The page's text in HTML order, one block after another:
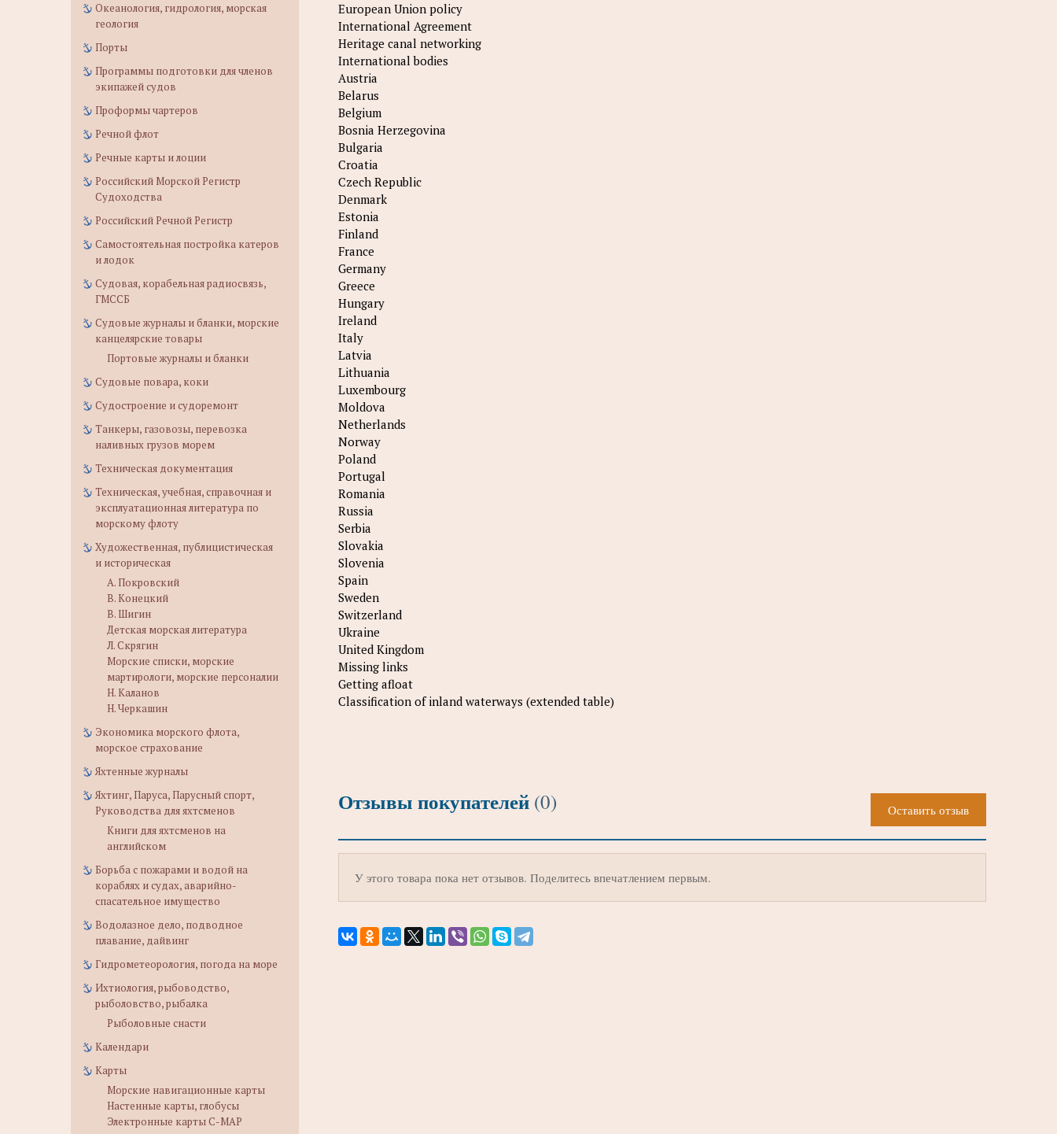
Океанология, гидрология, морская
геология
Порты
Программы подготовки для членов
экипажей судов
Проформы чартеров
Речной флот
Речные карты и лоции
Российский Морской Регистр
Судоходства
Российский Речной Регистр
Самостоятельная постройка катеров
и лодок
Судовая, корабельная радиосвязь,
ГМССБ
Судовые журналы и бланки, морские
канцелярские товары
Портовые журналы и бланки
Судовые повара, коки
Судостроение и судоремонт
Танкеры, газовозы, перевозка
наливных грузов морем
Техническая документация
Техническая, учебная, справочная и
эксплуатационная литература по
морскому флоту
Художественная, публицистическая
и историческая
А. Покровский
В. Конецкий
В. Шигин
Детская морская литература
Л. Скрягин
Морские списки, морские
мартирологи, морские персоналии
Н. Каланов
Н. Черкашин
Экономика морского флота,
морское страхование
Яхтенные журналы
Яхтинг, Паруса, Парусный спорт,
Руководства для яхтсменов
Книги для яхтсменов на
английском
Борьба с пожарами и водой на
кораблях и судах, аварийно-
спасательное имущество
Водолазное дело, подводное
плавание, дайвинг
Гидрометеорология, погода на море
Ихтиология, рыбоводство,
рыболовство, рыбалка
Рыболовные снасти
Календари
Карты
Морские навигационные карты
Настенные карты, глобусы
Электронные карты C-MAP
European Union policy
International Agreement
Heritage canal networking
International bodies
Austria
Belarus
Belgium
Bosnia Herzegovina
Bulgaria
Croatia
Czech Republic
Denmark
Estonia
Finland
France
Germany
Greece
Hungary
Ireland
Italy
Latvia
Lithuania
Luxembourg
Moldova
Netherlands
Norway
Poland
Portugal
Romania
Russia
Serbia
Slovakia
Slovenia
Spain
Sweden
Switzerland
Ukraine
United Kingdom
Missing links
Getting afloat
Classification of inland waterways (extended table)
Отзывы покупателей (0) Оставить отзыв
У этого товара пока нет отзывов. Поделитесь впечатлением первым.